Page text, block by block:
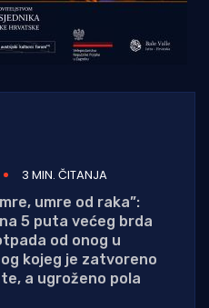
3 MIN. ČITANJA
umre od raka”:
5 puta većeg brda
od onog u
kojeg je zatvoreno
a ugroženo pola